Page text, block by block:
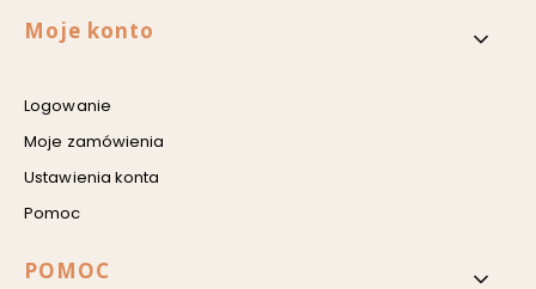
Moje konto
Logowanie
Moje zamówienia
Ustawienia konta
Pomoc
POMOC